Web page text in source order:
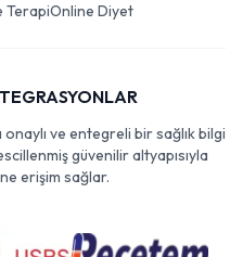
TerapiOnline Diyet
ve entegreli bir sağlık bilgi
güvenilir altyapısıyla
erişim sağlar.